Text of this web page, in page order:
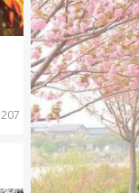
207